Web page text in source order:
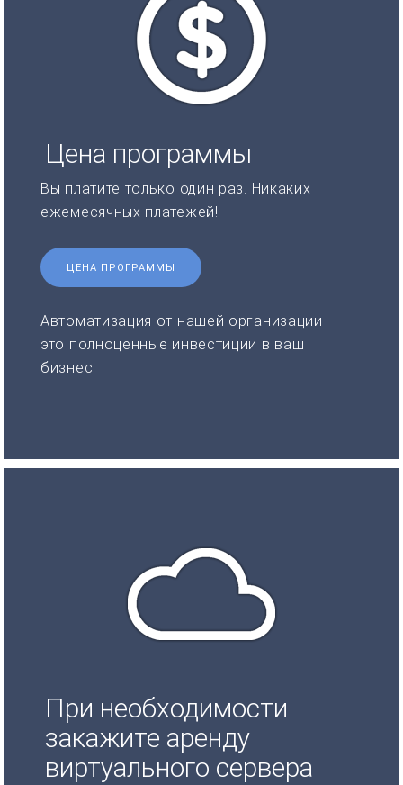
Цена программы
Вы платите только один раз. Никаких
ежемесячных платежей!
ЦЕНА ПРОГРАММЫ
Автоматизация от нашей организации –
это полноценные инвестиции в ваш
бизнес!
При необходимости
закажите аренду
виртуального сервера